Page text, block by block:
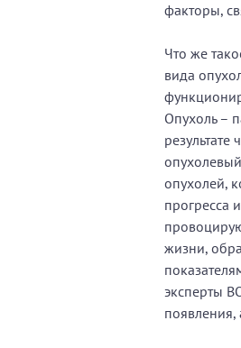
факторы,
Что же
вида
Опухоль –
опухолей,
прогресса
жизни,
эксперты
появления,